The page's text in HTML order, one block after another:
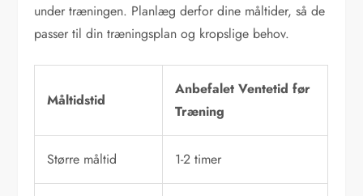
under træningen. Planlæg derfor dine måltider, så de
passer til din træningsplan og kropslige behov.
Måltidstid
Anbefalet Ventetid før
Træning
Større måltid 1-2 timer